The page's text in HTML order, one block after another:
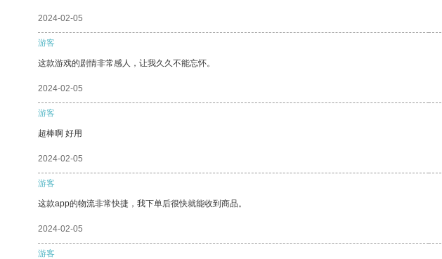
2024-02-05
游客
这款游戏的剧情非常感人，让我久久不能忘怀。
2024-02-05
游客
超棒啊 好用
2024-02-05
游客
这款app的物流非常快捷，我下单后很快就能收到商品。
2024-02-05
游客